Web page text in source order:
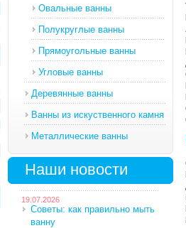
Овальные ванны
Полукруглые ванны
Прямоугольные ванны
Угловые ванны
Деревянные ванны
Ванны из искуственного камня
Металлические ванны
Наши новости
19.07.2026
Советы: как правильно мыть
ванну